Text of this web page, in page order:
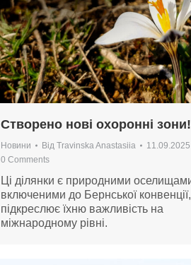
Створено нові охоронні зони!
Новини Від Travinska Anastasiia
11.09.2025
0 Comments
Ці ділянки є природними
включеними до Бернської
підкреслює їхню важливість на
міжнародному рівні.